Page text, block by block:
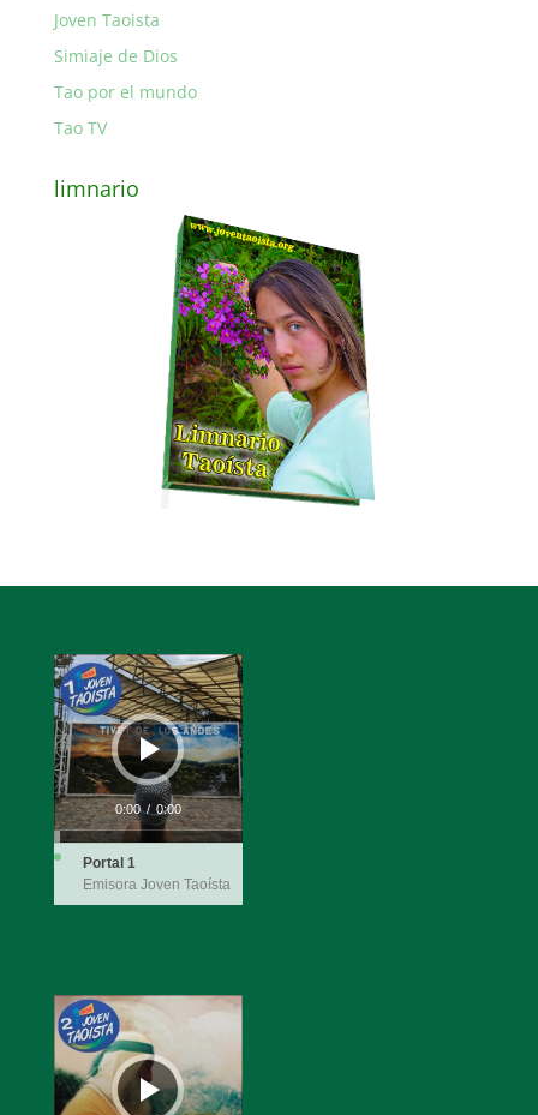
Joven Taoista
Simiaje de Dios
Tao por el mundo
Tao TV
limnario
Audio
Player
0:00 / 0:00
Portal 1
Emisora Joven Taoísta
Audio
Player